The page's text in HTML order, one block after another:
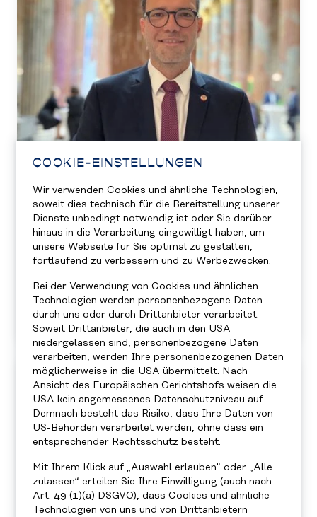
COOKIE-EINSTELLUNGEN
Wir verwenden Cookies und ähnliche Technologien,
soweit dies technisch für die Bereitstellung unserer
Dienste unbedingt notwendig ist oder Sie darüber
hinaus in die Verarbeitung eingewilligt haben, um
unsere Webseite für Sie optimal zu gestalten,
fortlaufend zu verbessern und zu Werbezwecken.
Bei der Verwendung von Cookies und ähnlichen
Technologien werden personenbezogene Daten
durch uns oder durch Drittanbieter verarbeitet.
Soweit Drittanbieter, die auch in den USA
niedergelassen sind, personenbezogene Daten
verarbeiten, werden Ihre personenbezogenen Daten
möglicherweise in die USA übermittelt. Nach
Ansicht des Europäischen Gerichtshofs weisen die
USA kein angemessenes Datenschutzniveau auf.
Demnach besteht das Risiko, dass Ihre Daten von
US-Behörden verarbeitet werden, ohne dass ein
entsprechender Rechtsschutz besteht.
Mit Ihrem Klick auf „Auswahl erlauben“ oder „Alle
zulassen“ erteilen Sie Ihre Einwilligung (auch nach
Art. 49 (1)(a) DSGVO), dass Cookies und ähnliche
Technologien von uns und von Drittanbietern
Heinrich Himmer
“26 for 26” weil, wir damit für mehr Chancen
und Bildungsgerechtigkeit sorgen können.